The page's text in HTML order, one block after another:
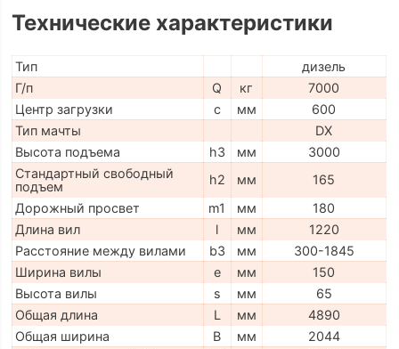
Технические характеристики
Тип
дизель
Г/п
Q кг
7000
Центр загрузки
c мм
600
Тип мачты
DX
Высота подъема
h3 мм
3000
Стандартный свободный
подъем
h2 мм
165
Дорожный просвет
m1 мм
180
Длина вил
l мм
1220
Расстояние между вилами
b3 мм
300-1845
Ширина вилы
e мм
150
Высота вилы
s мм
65
Общая длина
L мм
4890
Общая ширина
B мм
2044